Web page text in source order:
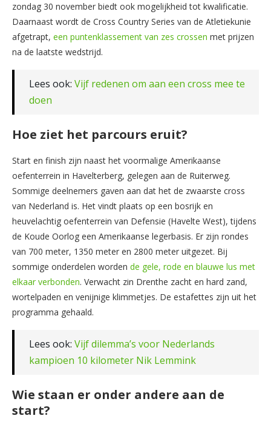
zondag 30 november biedt ook mogelijkheid tot kwalificatie.
Daarnaast wordt de Cross Country Series van de Atletiekunie
afgetrapt, een puntenklassement van zes crossen met prijzen
na de laatste wedstrijd.
Lees ook: Vijf redenen om aan een cross mee te
doen
Hoe ziet het parcours eruit?
Start en finish zijn naast het voormalige Amerikaanse
oefenterrein in Havelterberg, gelegen aan de Ruiterweg.
Sommige deelnemers gaven aan dat het de zwaarste cross
van Nederland is. Het vindt plaats op een bosrijk en
heuvelachtig oefenterrein van Defensie (Havelte West), tijdens
de Koude Oorlog een Amerikaanse legerbasis. Er zijn rondes
van 700 meter, 1350 meter en 2800 meter uitgezet. Bij
sommige onderdelen worden de gele, rode en blauwe lus met
elkaar verbonden. Verwacht zin Drenthe zacht en hard zand,
wortelpaden en venijnige klimmetjes. De estafettes zijn uit het
programma gehaald.
Lees ook: Vijf dilemma’s voor Nederlands
kampioen 10 kilometer Nik Lemmink
Wie staan er onder andere aan de
start?